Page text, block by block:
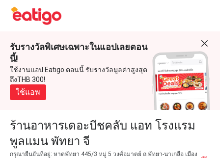
รับรางวัลพิเศษเฉพาะในแอปเลยตอน
นี้!
ใช้งานแอป Eatigo ตอนนี้ รับรางวัลมูลค่าสูงสุด
ถึงTHB 300!
ใช้แอพ
ร้านอาหารเดอะบีชคลับ แอท โรงแรม
พูลแมน พัทยา จี
กรุณายืนยันที่อยู่: หาดพัทยา 445/3 หมู่ 5 วงศ์อมาตย์ ถ.พัทยา-นาเกลือ เมือง